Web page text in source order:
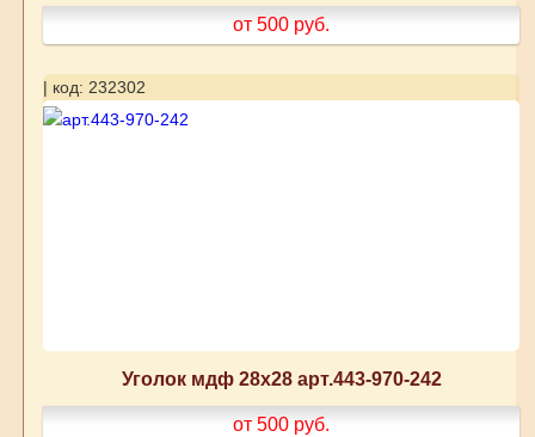
от 500 руб.
| код: 232302
Уголок мдф 28х28 арт.443-970-242
от 500 руб.